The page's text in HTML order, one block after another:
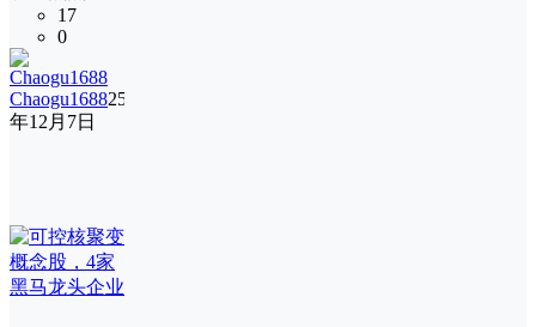
17
0
Chaogu168825
年12月7日